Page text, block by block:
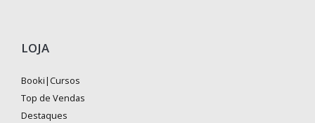
LOJA
Booki|Cursos
Top de Vendas
Destaques